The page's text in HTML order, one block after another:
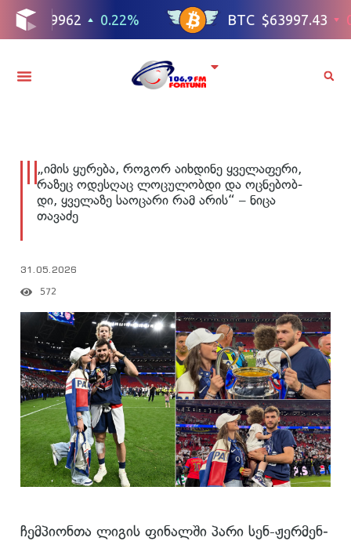
„იმის ყუ­რე­ბა, რო­გორ აიხ­დი­ნე ყვე­ლა­ფე­რი,
რა­ზეც ოდეს­ღაც ლო­ცუ­ლობ­დი და ოც­ნე­ბობ­
დი, ყვე­ლა­ზე სა­ო­ცა­რი რამ არის“ – ნიცა
თავაძე
31.05.2026
572
ჩემ­პი­ონ­თა ლი­გის ფი­ნალ­ში პარი სენ-ჟერ­მენ­